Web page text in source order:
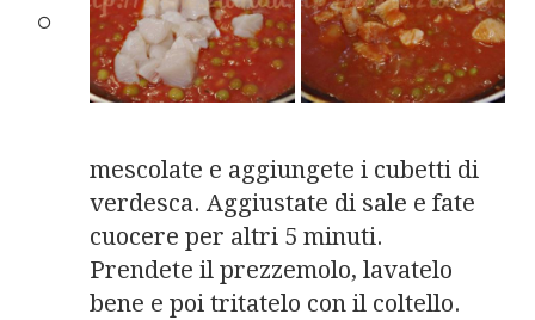
mescolate e aggiungete i cubetti di
verdesca. Aggiustate di sale e fate
cuocere per altri 5 minuti.
Prendete il prezzemolo, lavatelo
bene e poi tritatelo con il coltello.